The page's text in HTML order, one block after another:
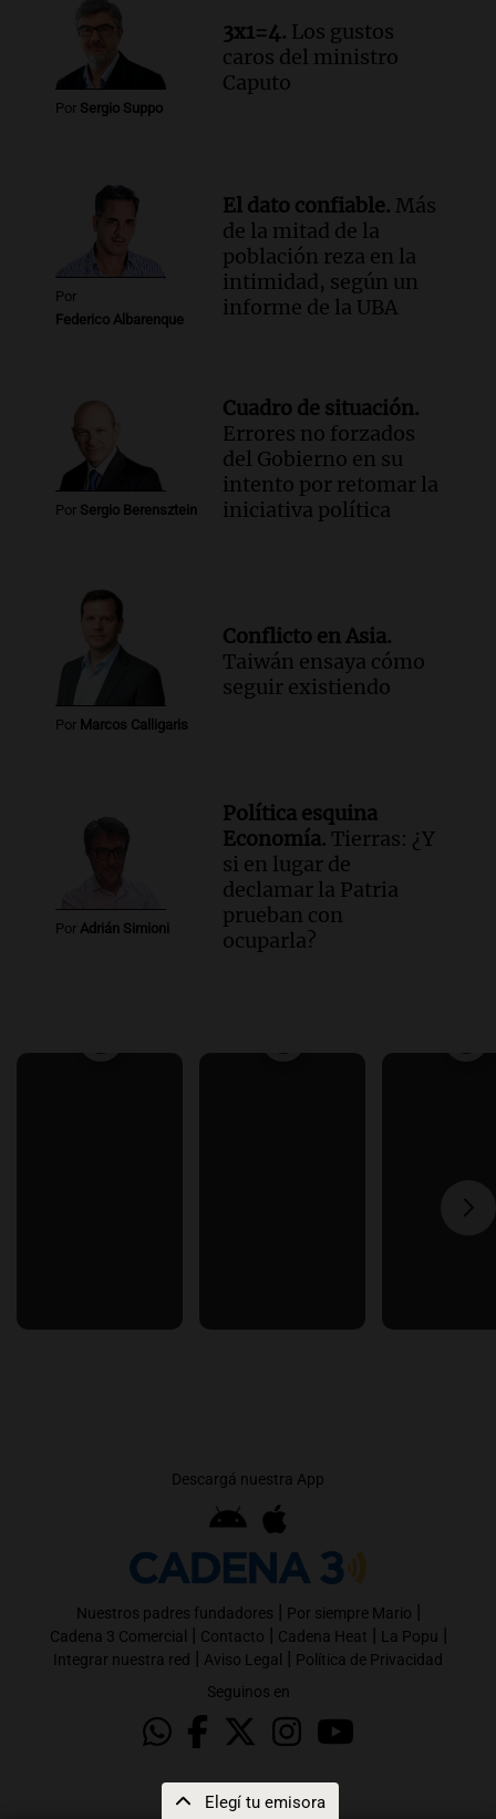
Elegí tu emisora
Episodios
Chile planteó mejorar la
conectividad fronteriza, aérea y digital
con Jujuy
Panorama Federal
Por Sergio Suppo
3x1=4. Los gustos
caros del ministro
Caputo
Por
Federico Albarenque
El dato confiable. Más
de la mitad de la
población reza en la
intimidad, según un
informe de la UBA
Por Sergio Berensztein
Cuadro de situación.
Errores no forzados
del Gobierno en su
intento por retomar la
iniciativa política
Por Marcos Calligaris
Conflicto en Asia.
Taiwán ensaya cómo
seguir existiendo
Por Adrián Simioni
Política esquina
Economía. Tierras: ¿Y
si en lugar de
declamar la Patria
prueban con
ocuparla?
Descargá nuestra App
Nuestros padres fundadores | Por siempre Mario |
Cadena 3 Comercial | Contacto | Cadena Heat | La Popu |
Integrar nuestra red | Aviso Legal | Política de Privacidad
Seguinos en